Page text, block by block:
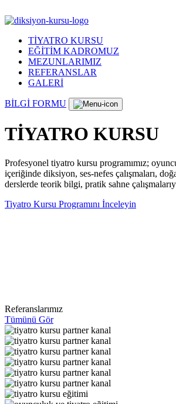
TİYATRO KURSU
EĞİTİM KADROMUZ
MEZUNLARIMIZ
REFERANSLAR
GALERİ
BİLGİ FORMU
TİYATRO KURSU
Profesyonel tiyatro kursu programımız;
içeriğinde diksiyon, ses-nefes çalışmaları,
derslerde teorik bilgi, pratik sahne
Tiyatro Kursu Programını İnceleyin
Referanslarımız
Tümünü Gör